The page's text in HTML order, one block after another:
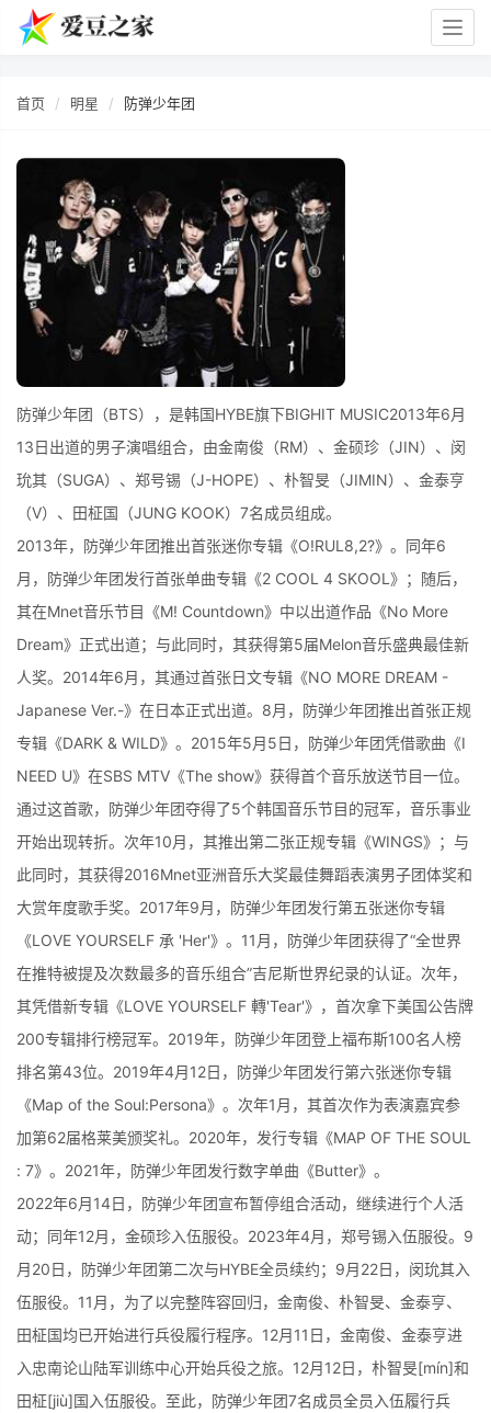
首页 明星 防弹少年团
防弹少年团（BTS），是韩国HYBE旗下BIGHIT MUSIC2013年6月
13日出道的男子演唱组合，由金南俊（RM）、金硕珍（JIN）、闵
玧其（SUGA）、郑号锡（J-HOPE）、朴智旻（JIMIN）、金泰亨
（V）、田柾国（JUNG KOOK）7名成员组成。
2013年，防弹少年团推出首张迷你专辑《O!RUL8,2?》。同年6
月，防弹少年团发行首张单曲专辑《2 COOL 4 SKOOL》；随后，
其在Mnet音乐节目《M! Countdown》中以出道作品《No More
Dream》正式出道；与此同时，其获得第5届Melon音乐盛典最佳新
人奖。2014年6月，其通过首张日文专辑《NO MORE DREAM -
Japanese Ver.-》在日本正式出道。8月，防弹少年团推出首张正规
专辑《DARK & WILD》。2015年5月5日，防弹少年团凭借歌曲《I
NEED U》在SBS MTV《The show》获得首个音乐放送节目一位。
通过这首歌，防弹少年团夺得了5个韩国音乐节目的冠军，音乐事业
开始出现转折。次年10月，其推出第二张正规专辑《WINGS》；与
此同时，其获得2016Mnet亚洲音乐大奖最佳舞蹈表演男子团体奖和
大赏年度歌手奖。2017年9月，防弹少年团发行第五张迷你专辑
《LOVE YOURSELF 承 'Her'》。11月，防弹少年团获得了“全世界
在推特被提及次数最多的音乐组合”吉尼斯世界纪录的认证。次年，
其凭借新专辑《LOVE YOURSELF 轉'Tear'》，首次拿下美国公告牌
200专辑排行榜冠军。2019年，防弹少年团登上福布斯100名人榜
排名第43位。2019年4月12日，防弹少年团发行第六张迷你专辑
《Map of the Soul:Persona》。次年1月，其首次作为表演嘉宾参
加第62届格莱美颁奖礼。2020年，发行专辑《MAP OF THE SOUL
: 7》。2021年，防弹少年团发行数字单曲《Butter》。
2022年6月14日，防弹少年团宣布暂停组合活动，继续进行个人活
动；同年12月，金硕珍入伍服役。2023年4月，郑号锡入伍服役。9
月20日，防弹少年团第二次与HYBE全员续约；9月22日，闵玧其入
伍服役。11月，为了以完整阵容回归，金南俊、朴智旻、金泰亨、
田柾国均已开始进行兵役履行程序。12月11日，金南俊、金泰亨进
入忠南论山陆军训练中心开始兵役之旅。12月12日，朴智旻[mín]和
田柾[jiù]国入伍服役。至此，防弹少年团7名成员全员入伍履行兵